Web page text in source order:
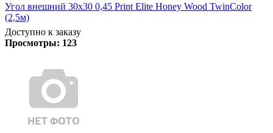
Угол внешний 30х30 0,45 Print Elite Honey Wood TwinColor
(2,5м)
Доступно к заказу
Просмотры: 123